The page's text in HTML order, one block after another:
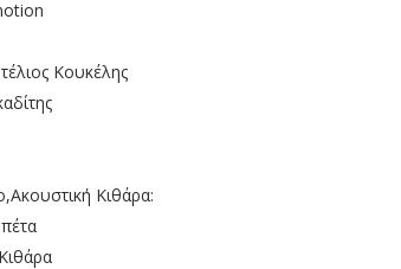
Κουκέλης
Κιθάρα: